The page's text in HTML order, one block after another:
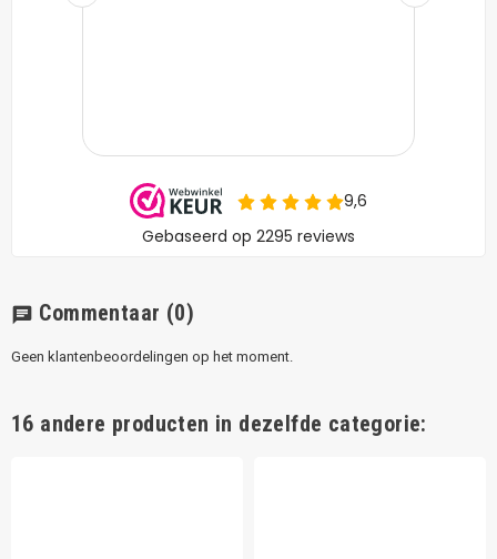
chat Commentaar (0)
Geen klantenbeoordelingen op het moment.
16 andere producten in dezelfde categorie: